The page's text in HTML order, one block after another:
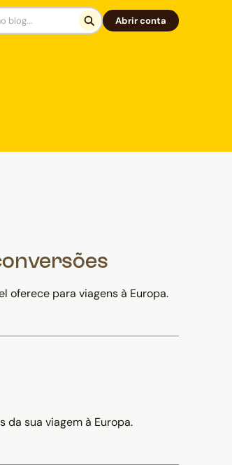
Abrir conta
oferece para viagens à Europa.
da sua viagem à Europa.